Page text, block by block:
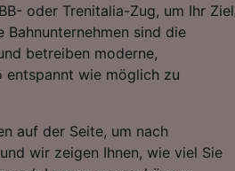
oder Trenitalia-Zug, um Ihr Ziel
sind die
betreiben moderne,
entspannt wie möglich zu
auf der Seite, um nach
wir zeigen Ihnen, wie viel Sie